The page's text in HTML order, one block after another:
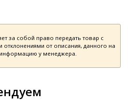
за собой право передать товар с
отклонениями от описания, данного на
информацию у менеджера.